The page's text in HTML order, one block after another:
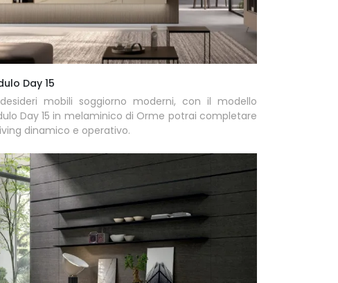
Day 15
mobili soggiorno moderni, con il modello
Day 15 in melaminico di Orme potrai completare
dinamico e operativo.